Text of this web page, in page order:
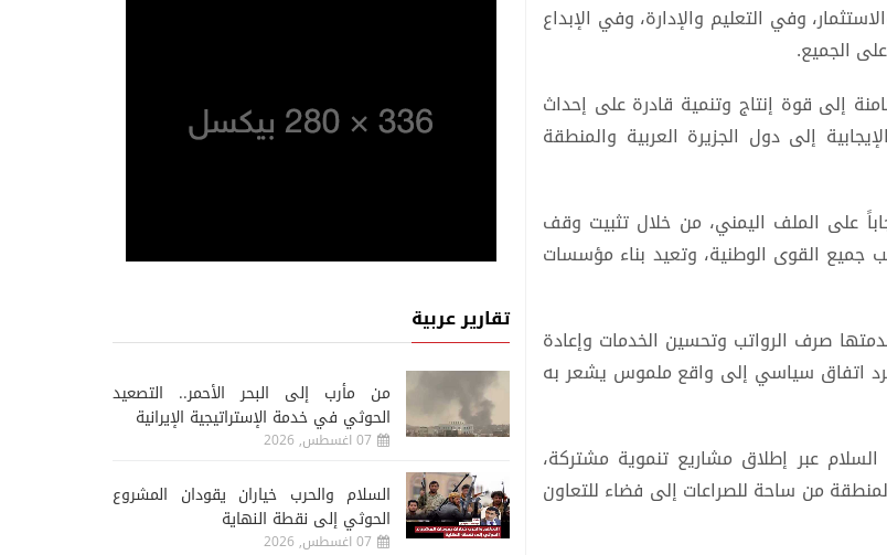
وفي التعليم والإدارة، وفي الإبداع
الجميع.
إلى قوة إنتاج وتنمية قادرة على إحداث
إلى دول الجزيرة العربية والمنطقة
على الملف اليمني، من خلال تثبيت وقف
جميع القوى الوطنية، وتعيد بناء مؤسسات
صرف الرواتب وتحسين الخدمات وإعادة
اتفاق سياسي إلى واقع ملموس يشعر به
عبر إطلاق مشاريع تنموية مشتركة،
من ساحة للصراعات إلى فضاء للتعاون
تقارير عربية
من مأرب إلى البحر الأحمر.. التصعيد
الحوثي في خدمة الإستراتيجية الإيرانية
07 اغسطس, 2026
السلام والحرب خياران يقودان المشروع
الحوثي إلى نقطة النهاية
07 اغسطس, 2026